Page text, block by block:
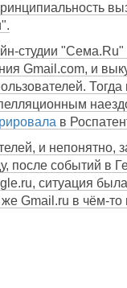
студии
Gmail.com, и
в
и непонятно,
после событий в
ситуация
Gmail.ru в чём-то